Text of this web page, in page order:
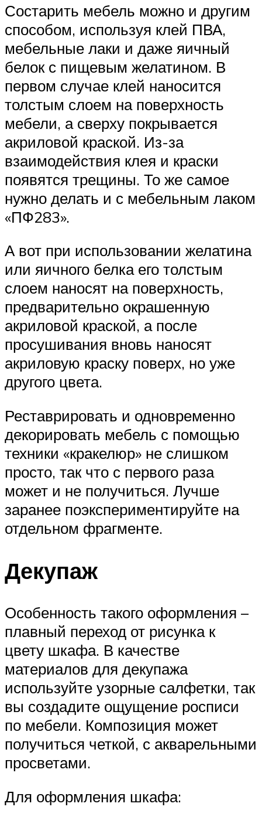
Состарить мебель можно и другим
способом, используя клей ПВА,
мебельные лаки и даже яичный
белок с пищевым желатином. В
первом случае клей наносится
толстым слоем на поверхность
мебели, а сверху покрывается
акриловой краской. Из-за
взаимодействия клея и краски
появятся трещины. То же самое
нужно делать и с мебельным лаком
«ПФ283».
А вот при использовании желатина
или яичного белка его толстым
слоем наносят на поверхность,
предварительно окрашенную
акриловой краской, а после
просушивания вновь наносят
акриловую краску поверх, но уже
другого цвета.
Реставрировать и одновременно
декорировать мебель с помощью
техники «кракелюр» не слишком
просто, так что с первого раза
может и не получиться. Лучше
заранее поэкспериментируйте на
отдельном фрагменте.
Декупаж
Особенность такого оформления –
плавный переход от рисунка к
цвету шкафа. В качестве
материалов для декупажа
используйте узорные салфетки, так
вы создадите ощущение росписи
по мебели. Композиция может
получиться четкой, с акварельными
просветами.
Для оформления шкафа: